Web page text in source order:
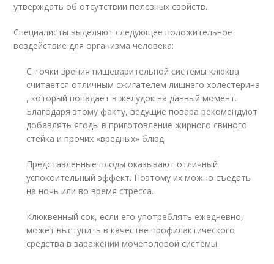
утверждать об отсутствии полезных свойств.
Специалисты выделяют следующее положительное
воздействие для организма человека:
С точки зрения пищеварительной системы клюква
считается отличным сжигателем лишнего холестерина
, который попадает в желудок на данный момент.
Благодаря этому факту, ведущие повара рекомендуют
добавлять ягоды в приготовление жирного свиного
стейка и прочих «вредных» блюд.
Представленные плоды оказывают отличный
успокоительный эффект. Поэтому их можно съедать
на ночь или во время стресса.
Клюквенный сок, если его употреблять ежедневно,
может выступить в качестве профилактического
средства в заражении мочеполовой системы.